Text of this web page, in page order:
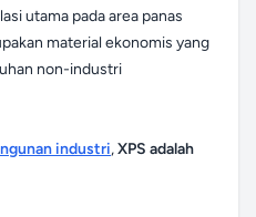
utama pada area panas
material ekonomis yang
non-industri
industri,XPS adalah